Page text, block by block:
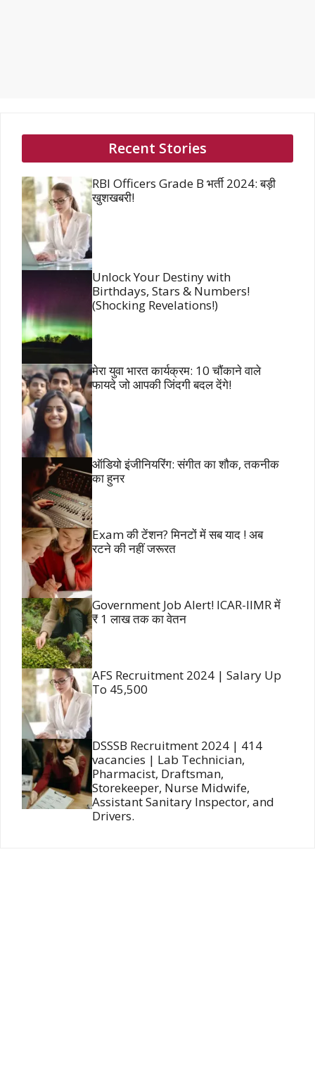
Recent Stories
RBI Officers Grade B भर्ती 2024: बड़ी
खुशखबरी!
Unlock Your Destiny with
Birthdays, Stars & Numbers!
(Shocking Revelations!)
मेरा युवा भारत कार्यक्रम: 10 चौंकाने वाले
फायदे जो आपकी जिंदगी बदल देंगे!
ऑडियो इंजीनियरिंग: संगीत का शौक, तकनीक
का हुनर
Exam की टेंशन? मिनटों में सब याद ! अब
रटने की नहीं जरूरत
Government Job Alert! ICAR-IIMR में
₹ 1 लाख तक का वेतन
AFS Recruitment 2024 | Salary Up
To 45,500
DSSSB Recruitment 2024 | 414
vacancies | Lab Technician,
Pharmacist, Draftsman,
Storekeeper, Nurse Midwife,
Assistant Sanitary Inspector, and
Drivers.